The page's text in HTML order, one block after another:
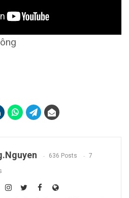
636 Posts 7